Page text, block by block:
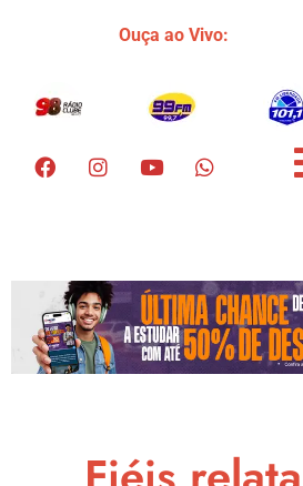
Ouça ao Vivo: